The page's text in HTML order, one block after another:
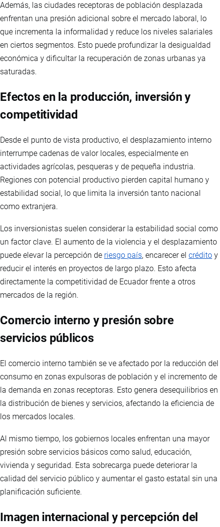
Además, las ciudades receptoras de población desplazada
enfrentan una presión adicional sobre el mercado laboral, lo
que incrementa la informalidad y reduce los niveles salariales
en ciertos segmentos. Esto puede profundizar la desigualdad
económica y dificultar la recuperación de zonas urbanas ya
saturadas.
Efectos en la producción, inversión y
competitividad
Desde el punto de vista productivo, el desplazamiento interno
interrumpe cadenas de valor locales, especialmente en
actividades agrícolas, pesqueras y de pequeña industria.
Regiones con potencial productivo pierden capital humano y
estabilidad social, lo que limita la inversión tanto nacional
como extranjera.
Los inversionistas suelen considerar la estabilidad social como
un factor clave. El aumento de la violencia y el desplazamiento
puede elevar la percepción de riesgo país, encarecer el crédito y
reducir el interés en proyectos de largo plazo. Esto afecta
directamente la competitividad de Ecuador frente a otros
mercados de la región.
Comercio interno y presión sobre
servicios públicos
El comercio interno también se ve afectado por la reducción del
consumo en zonas expulsoras de población y el incremento de
la demanda en zonas receptoras. Esto genera desequilibrios en
la distribución de bienes y servicios, afectando la eficiencia de
los mercados locales.
Al mismo tiempo, los gobiernos locales enfrentan una mayor
presión sobre servicios básicos como salud, educación,
vivienda y seguridad. Esta sobrecarga puede deteriorar la
calidad del servicio público y aumentar el gasto estatal sin una
planificación suficiente.
Imagen internacional y percepción del